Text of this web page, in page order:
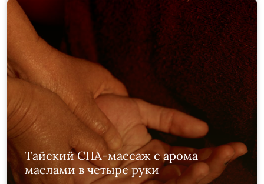
Тайский СПА-массаж с арома
маслами в четыре руки